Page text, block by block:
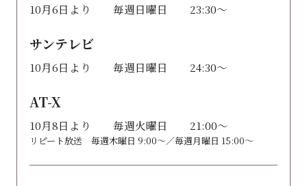
10月6日より 毎週日曜日 23:30〜
サンテレビ
10月6日より 毎週日曜日 24:30〜
AT-X
10月8日より 毎週火曜日 21:00〜
リピート放送 毎週木曜日 9:00〜／毎週月曜日 15:00〜